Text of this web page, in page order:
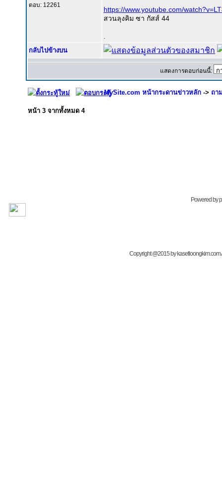
ตอบ: 12261
https://www.youtube.com/
สวนลุงคิม ซา กัสส์ 44
กลับไปข้างบน
แสดงการตอบก่อนนี้:
MySite.com หน้ากระดานข่าวหลัก -> ถา
หน้า 3 จากทั้งหมด 4
Powered by
Copyright @2015 by kasetloongkim.com